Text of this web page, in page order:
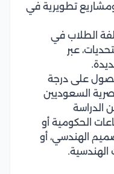
تطويرية في
الطلاب في
عبر
على درجة
السعوديين
الدراسة
الحكومية أو
الهندسي، أو
الهندسية.